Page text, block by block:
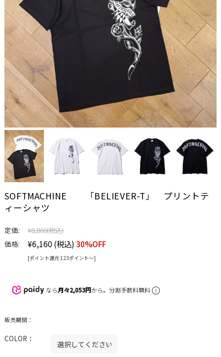
SOFTMACHINE 「BELIEVER-T」 プリントテ
ィーシャツ
定価: ¥8,800(税込)
価格: ¥6,160 (税込) 30%OFF
[ポイント還元 123ポイント〜]
なら月々2,053円から。分割手数料無料
販売期間：
COLOR：